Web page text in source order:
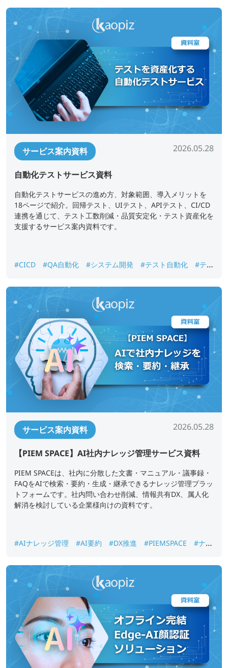
サービス案内資料 2026.05.28
自動化テストサービス資料
自動化テストサービスの進め方、対象範囲、導入メリットを
18ページで紹介。回帰テスト、UIテスト、APIテスト、CI/CD
連携を通じて、テスト工数削減・品質安定化・テスト資産化を
支援するサービス案内資料です。
#CICD #QA自動化 #システム開発 #テスト自動化
#テス
サービス案内資料 2026.05.28
【PIEM SPACE】AI社内ナレッジ管理サービス資料
PIEM SPACEは、社内に分散した文書・マニュアル・議事録・
FAQをAIで検索・要約・生成・継承できるナレッジ管理プラッ
トフォームです。社内問い合わせ削減、情報共有DX、属人化
解消を検討している企業様向けの資料です。
#AIナレッジ管理 #AI要約 #DX推進 #PIEMSPACE
#ナレ